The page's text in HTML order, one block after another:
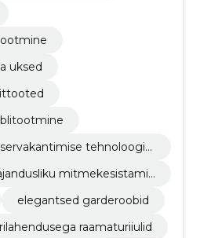
uksed
tehnoloogia
mitmekesistamis
elegantsed garderoobid
raamaturiiulid